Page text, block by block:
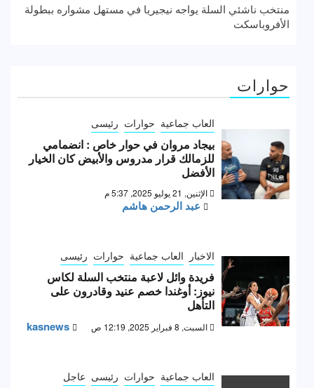
منتخب ناشئي السلة يواجه نيجيريا في مستهل مشواره ببطولة
الأفروباسكت
حوارات
العاب جماعية حوارات رئيسى
بيجاد مروان في حوار خاص : انضمامي
للزمالك قرار مدروس والأبيض كان الخيار
الأفضل
الإثنين, 21 يوليو 2025, 5:37 م
عبد الرحمن هاشم
الاخبار العاب جماعية حوارات رئيسى
فريدة وائل لاعبة منتخب السلة لكاس
نيوز: أوغندا خصم عنيد وقادرون على
التأهل
السبت, 8 فبراير 2025, 12:19 ص kasnews
العاب جماعية حوارات رئيسى عاجل